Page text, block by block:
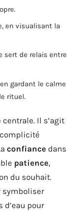
en visualisant la
sert de relais entre
gardant le calme
rituel.
Il s’agit
confiance dans
patience,
du souhait.
symboliser
d’eau pour